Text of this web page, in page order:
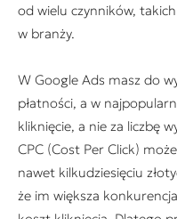
od wielu czynników,
w branży.
W Google Ads masz do
płatności, a w
kliknięcie, a nie za liczbę
CPC (Cost Per Click)
nawet kilkudziesięciu
że im większa